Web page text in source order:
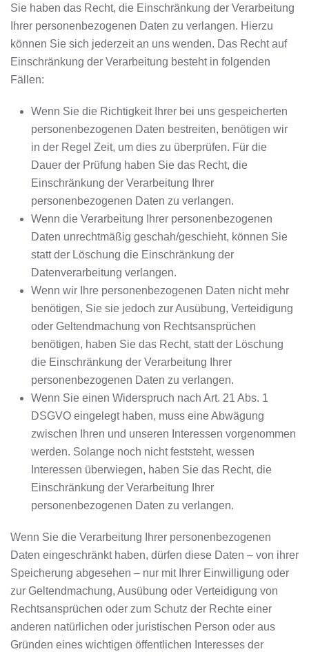
Sie haben das Recht, die Einschränkung der Verarbeitung
Ihrer personenbezogenen Daten zu verlangen. Hierzu
können Sie sich jederzeit an uns wenden. Das Recht auf
Einschränkung der Verarbeitung besteht in folgenden
Fällen:
Wenn Sie die Richtigkeit Ihrer bei uns gespeicherten
personenbezogenen Daten bestreiten, benötigen wir
in der Regel Zeit, um dies zu überprüfen. Für die
Dauer der Prüfung haben Sie das Recht, die
Einschränkung der Verarbeitung Ihrer
personenbezogenen Daten zu verlangen.
Wenn die Verarbeitung Ihrer personenbezogenen
Daten unrechtmäßig geschah/geschieht, können Sie
statt der Löschung die Einschränkung der
Datenverarbeitung verlangen.
Wenn wir Ihre personenbezogenen Daten nicht mehr
benötigen, Sie sie jedoch zur Ausübung, Verteidigung
oder Geltendmachung von Rechtsansprüchen
benötigen, haben Sie das Recht, statt der Löschung
die Einschränkung der Verarbeitung Ihrer
personenbezogenen Daten zu verlangen.
Wenn Sie einen Widerspruch nach Art. 21 Abs. 1
DSGVO eingelegt haben, muss eine Abwägung
zwischen Ihren und unseren Interessen vorgenommen
werden. Solange noch nicht feststeht, wessen
Interessen überwiegen, haben Sie das Recht, die
Einschränkung der Verarbeitung Ihrer
personenbezogenen Daten zu verlangen.
Wenn Sie die Verarbeitung Ihrer personenbezogenen
Daten eingeschränkt haben, dürfen diese Daten – von ihrer
Speicherung abgesehen – nur mit Ihrer Einwilligung oder
zur Geltendmachung, Ausübung oder Verteidigung von
Rechtsansprüchen oder zum Schutz der Rechte einer
anderen natürlichen oder juristischen Person oder aus
Gründen eines wichtigen öffentlichen Interesses der